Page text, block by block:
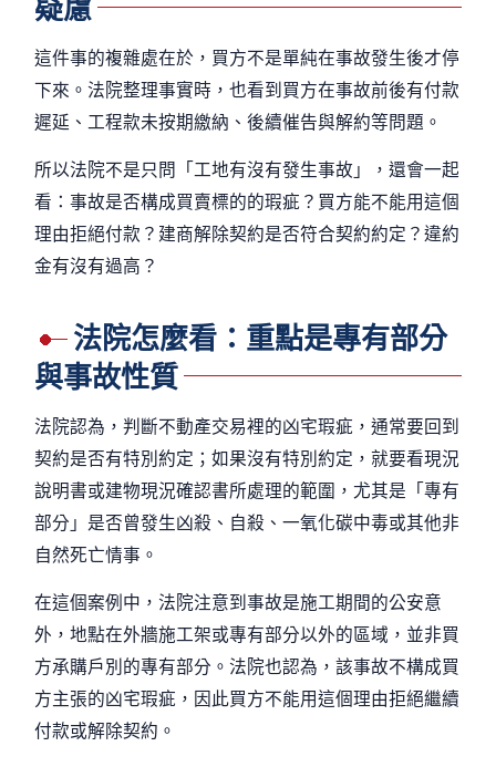
疑慮
這件事的複雜處在於，買方不是單純在事故發生後才停
下來。法院整理事實時，也看到買方在事故前後有付款
遲延、工程款未按期繳納、後續催告與解約等問題。
所以法院不是只問「工地有沒有發生事故」，還會一起
看：事故是否構成買賣標的的瑕疵？買方能不能用這個
理由拒絕付款？建商解除契約是否符合契約約定？違約
金有沒有過高？
法院怎麼看：重點是專有部分
與事故性質
法院認為，判斷不動產交易裡的凶宅瑕疵，通常要回到
契約是否有特別約定；如果沒有特別約定，就要看現況
說明書或建物現況確認書所處理的範圍，尤其是「專有
部分」是否曾發生凶殺、自殺、一氧化碳中毒或其他非
自然死亡情事。
在這個案例中，法院注意到事故是施工期間的公安意
外，地點在外牆施工架或專有部分以外的區域，並非買
方承購戶別的專有部分。法院也認為，該事故不構成買
方主張的凶宅瑕疵，因此買方不能用這個理由拒絕繼續
付款或解除契約。